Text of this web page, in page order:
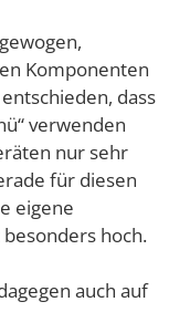
Komponenten
dass
verwenden
nur sehr
für diesen
eigene
hoch.
auch auf